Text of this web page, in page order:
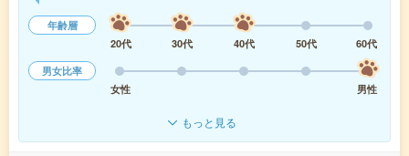
年齢層
20代
30代 40代 50代
60代
男女比率
女性
男性
もっと見る